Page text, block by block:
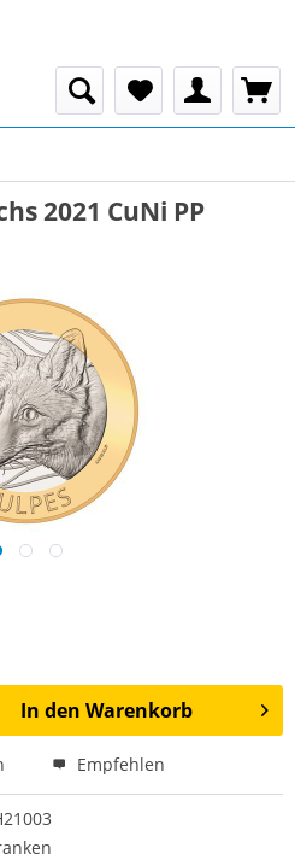
2021 CuNi PP
In den Warenkorb
Empfehlen